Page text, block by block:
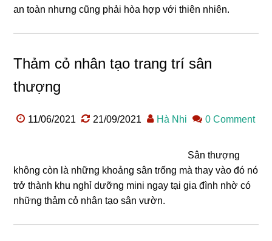
an toàn nhưng cũng phải hòa hợp với thiên nhiên.
Thảm cỏ nhân tạo trang trí sân
thượng
11/06/2021 21/09/2021 Hà Nhi 0 Comment
Sân thượng
không còn là những khoảng sân trống mà thay vào đó nó
trở thành khu nghỉ dưỡng mini ngay tại gia đình nhờ có
những thảm cỏ nhân tạo sân vườn.